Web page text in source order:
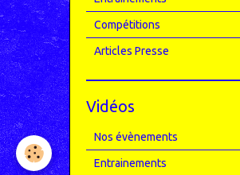
Compétitions
Articles Presse
Vidéos
Nos évènements
Entrainements